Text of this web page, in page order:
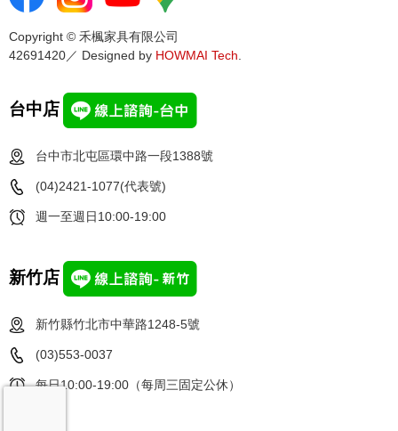
Copyright © 禾楓家具有限公司
42691420／ Designed by HOWMAI Tech
台中店
台中市北屯區環中路一段1388號
(04)2421-1077(代表號)
週一至週日10:00-19:00
新竹店
新竹縣竹北市中華路1248-5號
(03)553-0037
每日10:00-19:00（每周三固定公休）